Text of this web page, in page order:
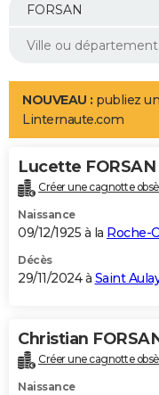
Mobiles
Meilleur smartphone
Internet
Ordinateurs
Jeux vidéo
Guide high-tech
Aménagement intérieur
LIFESTYLE
Art de vivre
Bien-être
Loisirs
Mode
Modes de vie
Alimentation
Guide de la santé
Maladies
Médicaments
Sommeil
VOYAGE
Destinations
City break
Voyage nature
Voyage de noces
Forum
Climat
+PHOTO
GUIDES D'ACHAT
BONS PLANS
Carte de Noël
Carte Bonne année
Carte Saint-Valentin
Carte Pâques
Carte d'anniversaire
DICTIONNAIRE
Dictionnaire
Biographies
Citations
Expressions
Proverbes
PROGRAMME TV
NOUVEAU : publiez un
Linternaute.com
Lucette FORSAN
Créer une cagnotte
Naissance
09/12/1925 à la Roche-
Décès
29/11/2024 à Saint
Christian
Créer une cagnotte
Naissance